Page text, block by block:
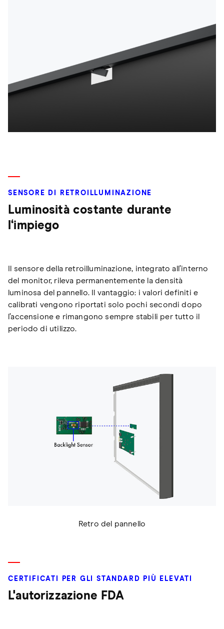
SENSORE DI RETROILLUMINAZIONE
Luminosità costante durante
l‘impiego
Il sensore della retroilluminazione, integrato all’interno
del monitor, rileva permanentemente la densità
luminosa del pannello. Il vantaggio: i valori definiti e
calibrati vengono riportati solo pochi secondi dopo
l’accensione e rimangono sempre stabili per tutto il
periodo di utilizzo.
Retro del pannello
CERTIFICATI PER GLI STANDARD PIÙ ELEVATI
L'autorizzazione FDA